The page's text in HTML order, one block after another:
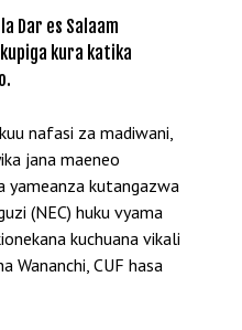
Dar es Salaam
kura katika
nafasi za madiwani,
jana maeneo
yameanza kutangazwa
(NEC) huku vyama
kuchuana vikali
Wananchi, CUF hasa